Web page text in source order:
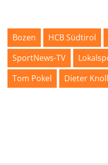
Bozen HCB Südtirol
SportNews-TV
Tom Pokel
Dieter Knoll